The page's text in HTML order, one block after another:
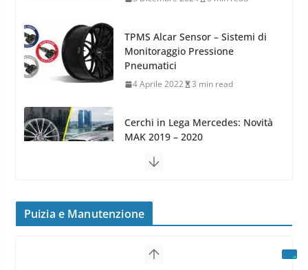
Cerchi in Lega Mercedes: Novità
MAK 2019 – 2020
16 Settembre 2019
MAK FIVESTAR (2019)
24 Luglio 2019 1 min read
8 Aprile 2026 7 min read
Puizia e Manutenzione